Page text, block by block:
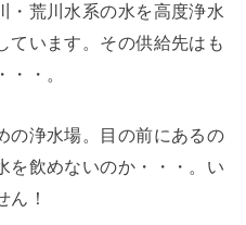
・荒川水系の水を高度浄水
ています。その供給先はも
・。
の浄水場。目の前にあるの
を飲めないのか・・・。い
ん！